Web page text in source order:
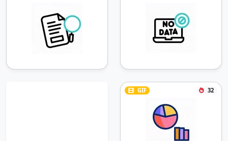
GIF 32